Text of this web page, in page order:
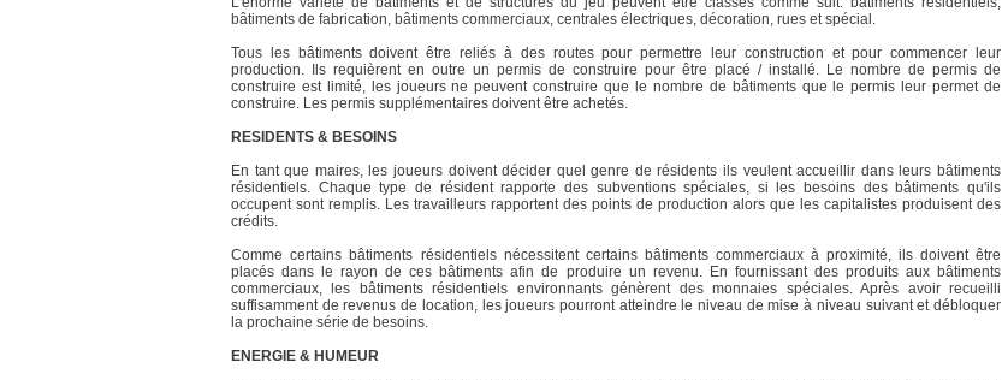
bâtiments de fabrication, bâtiments commerciaux, centrales électriques, décoration, rues et spécial.
Tous les bâtiments doivent être reliés à des routes pour permettre leur construction et pour commencer leur
production. Ils requièrent en outre un permis de construire pour être placé / installé. Le nombre de permis de
construire est limité, les joueurs ne peuvent construire que le nombre de bâtiments que le permis leur permet de
construire. Les permis supplémentaires doivent être achetés.
RESIDENTS & BESOINS
En tant que maires, les joueurs doivent décider quel genre de résidents ils veulent accueillir dans leurs bâtiments
résidentiels. Chaque type de résident rapporte des subventions spéciales, si les besoins des bâtiments qu'ils
occupent sont remplis. Les travailleurs rapportent des points de production alors que les capitalistes produisent des
crédits.
Comme certains bâtiments résidentiels nécessitent certains bâtiments commerciaux à proximité, ils doivent être
placés dans le rayon de ces bâtiments afin de produire un revenu. En fournissant des produits aux bâtiments
commerciaux, les bâtiments résidentiels environnants génèrent des monnaies spéciales. Après avoir recueilli
suffisamment de revenus de location, les joueurs pourront atteindre le niveau de mise à niveau suivant et débloquer
la prochaine série de besoins.
ENERGIE & HUMEUR